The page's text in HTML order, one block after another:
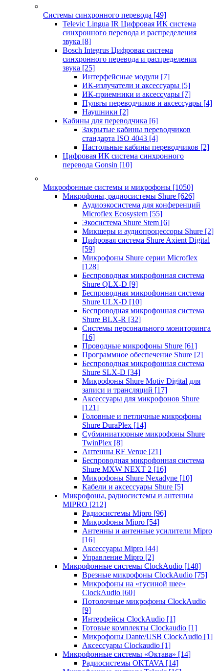
Системы синхронного перевода [49]
Televic Lingua IR Цифровая ИК система
синхронного перевода и распределения
звука [8]
Bosch Integrus Цифровая система
синхронного перевода и распределения
звука [25]
Интерфейсные модули [7]
ИК-излучатели и аксессуары [5]
ИК-приемники и аксессуары [7]
Пульты переводчиков и аксессуары [4]
Наушники [2]
Кабины для переводчика [6]
Закрытые кабины переводчиков
стандарта ISO 4043 [4]
Настольные кабины переводчиков [2]
Цифровая ИК система синхронного
перевода Gonsin [10]
Микрофонные системы и микрофоны [1050]
Микрофоны, радиосистемы Shure [626]
Аудиоэкосистема для конференций
Microflex Ecosystem [55]
Экосистема Shure Stem [6]
Микшеры и аудиопроцессоры Shure [2]
Цифровая система Shure Axient Digital
[59]
Микрофоны Shure серии Microflex
[128]
Беспроводная микрофонная система
Shure QLX-D [9]
Беспроводная микрофонная система
Shure ULX-D [10]
Беспроводная микрофонная система
Shure BLX-R [32]
Системы персонального мониторинга
[16]
Проводные микрофоны Shure [61]
Программное обеспечение Shure [2]
Беспроводная микрофонная система
Shure SLX-D [34]
Микрофоны Shure Motiv Digital для
записи и трансляций [17]
Аксессуары для микрофонов Shure
[121]
Головные и петличные микрофоны
Shure DuraPlex [14]
Субминиатюрные микрофоны Shure
TwinPlex [8]
Антенны RF Venue [21]
Беспроводная микрофонная система
Shure MXW NEXT 2 [16]
Микрофоны Shure Nexadyne [10]
Кабели и аксессуары Shure [5]
Микрофоны, радиосистемы и антенны
MIPRO [212]
Радиосистемы Mipro [96]
Микрофоны Mipro [54]
Антенны и антенные усилители Mipro
[16]
Аксессуары Mipro [44]
Управление Mipro [2]
Микрофонные системы ClockAudio [148]
Врезные микрофоны ClockAudio [75]
Микрофоны на «гусиной шее»
ClockAudio [60]
Потолочные микрофоны ClockAudio
[9]
Интерфейсы ClockAudio [1]
Готовые комплекты Clockaudio [1]
Микрофоны Dante/USB ClockAudio [1]
Аксессуары Clockaudio [1]
Микрофонные системы «Октава» [14]
Радиосистемы OKTAVA [14]